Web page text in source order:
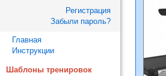
Регистрация
Забыли пароль?
Главная
Инструкции
Шаблоны тренировок